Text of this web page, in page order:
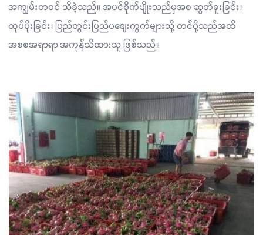
အကျွမ်းတဝင် သိခဲ့သည်။ အပင်စိုက်ပျိုးသည်မှအစ ဆွတ်ခူးခြင်း၊
ထုပ်ပိုးခြင်း၊ ပြည်တွင်းပြည်ပဈေးကွက်များသို့ တင်ပို့သည်အထိ
အစစအရာရာ အကုန်သိထားသူ ဖြစ်သည်။